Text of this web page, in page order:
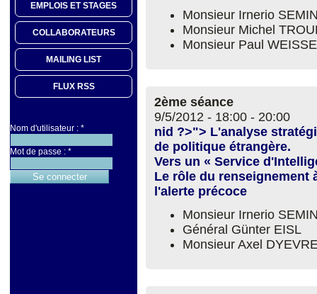
EMPLOIS ET STAGES
COLLABORATEURS
MAILING LIST
FLUX RSS
Nom d'utilisateur : *
Mot de passe : *
Monsieur Irnerio
Monsieur Michel
Monsieur Paul
2ème séance
9/5/2012 - 18:00 - 20:00
nid ?>"> L'analyse
de politique étrangère.
Vers un « Service
Le rôle du renseignement
l'alerte précoce
Monsieur Irnerio
Général Günter EISL
Monsieur Axel